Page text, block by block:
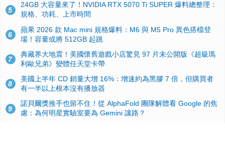
5
24GB 大容量來了！NVIDIA RTX 5070 Ti SUPER 爆料總整理：
規格、功耗、上市時間
6
蘋果 2026 款 Mac mini 規格爆料：M6 與 M5 Pro 異色搭檔登
場！容量或將 512GB 起跳
7
典藏界大地震！美國懷舊遊戲小店驚見 97 片未公開版《超級瑪
利歐兄弟》變體任天堂卡帶
8
美國上半年 CD 銷量大增 16%：增速約為黑膠 7 倍，但購買者
有一半以上根本沒有播放器
9
諾貝爾獎推手也留不住！從 AlphaFold 團隊解體看 Google 的焦
慮：為何明星實驗室要為 Gemini 讓路？